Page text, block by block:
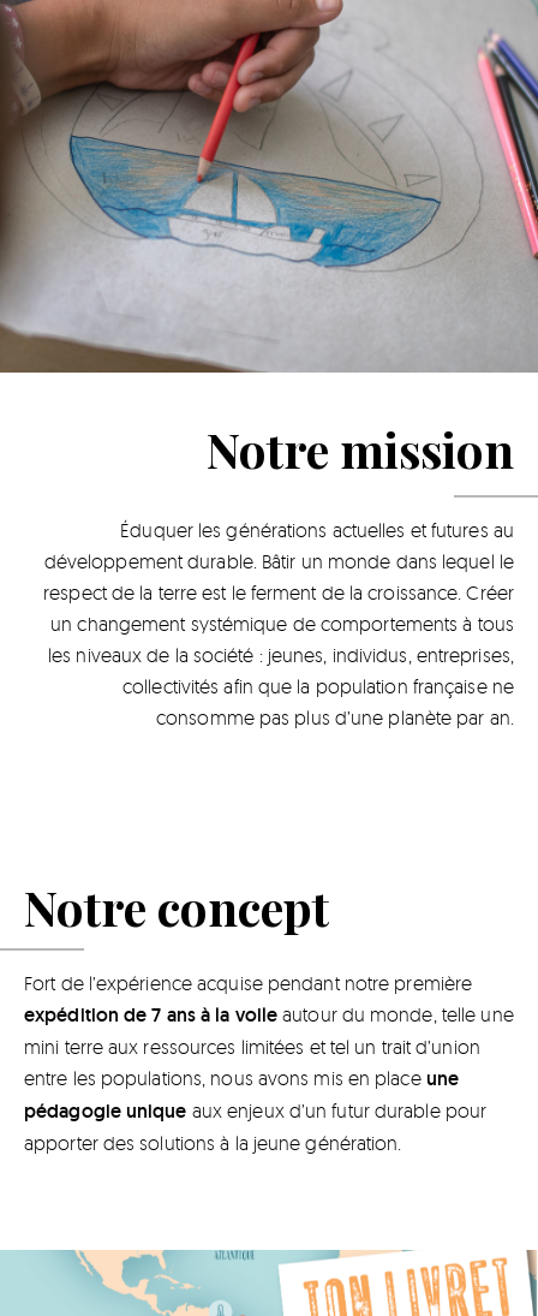
Notre mission
Éduquer les générations actuelles et futures au
développement durable. Bâtir un monde dans lequel le
respect de la terre est le ferment de la croissance. Créer
un changement systémique de comportements à tous
les niveaux de la société : jeunes, individus, entreprises,
collectivités afin que la population française ne
consomme pas plus d’une planète par an.
Notre concept
Fort de l’expérience acquise pendant notre première
expédition de 7 ans à la voile autour du monde,telle une
mini terre aux ressources limitées et tel un trait d’union
entre les populations, nous avons mis en place une
pédagogie unique aux enjeux d’un futur durable pour
apporter des solutions à la jeune génération.